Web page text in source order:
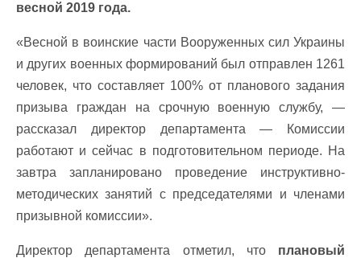
весной 2019 года.
«Весной в воинские части Вооруженных сил Украины
и других военных формирований был отправлен ​​1261
человек, что составляет 100% от планового задания
призыва граждан на срочную военную службу, —
рассказал директор департамента — Комиссии
работают и сейчас в подготовительном периоде. На
завтра запланировано проведение инструктивно-
методических занятий с председателями и членами
призывной комиссии».
Директор департамента отметил, что плановый